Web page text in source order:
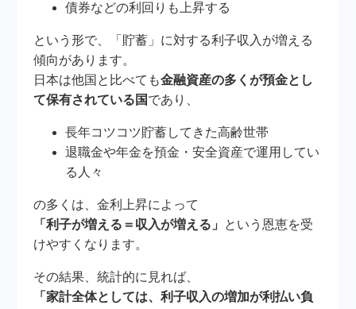
債券などの利回りも上昇する
という形で、「貯蓄」に対する利子収入が増える
傾向があります。
日本は他国と比べても金融資産の多くが預金とし
て保有されている国であり、
長年コツコツ貯蓄してきた高齢世帯
退職金や年金を預金・安全資産で運用してい
る人々
の多くは、金利上昇によって
「利子が増える＝収入が増える」 という恩恵を受
けやすくなります。
その結果、統計的に見れば、
「家計全体としては、利子収入の増加が利払い負